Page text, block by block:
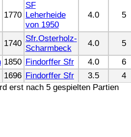
1770
SF
Leherheide
von 1950
4.0 5
1740
Sfr.Osterholz-
Scharmbeck
4.0
5
1850 Findorffer Sfr 4.0
6
1696 Findorffer Sfr 3.5
4
erst nach 5 gespielten Partien